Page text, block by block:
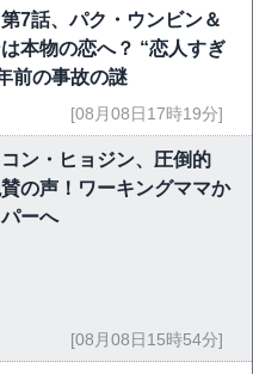
第7話、パク・ウンビン＆
本物の恋へ？ “恋人すぎ
前の事故の謎
[08月08日17時19分]
コン・ヒョジン、圧倒的
の声！ワーキングママか
ーへ
[08月08日15時54分]